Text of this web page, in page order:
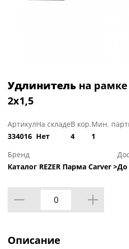
Удлинитель на
2х1,5
Артикул
334016
На складе
Нет
В кор.
4
Мин.
1
Бренд
Каталог REZER Парма Carver >До
Описание